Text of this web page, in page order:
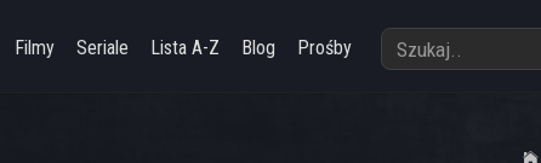
Filmy Seriale Lista A-Z Blog Prośby